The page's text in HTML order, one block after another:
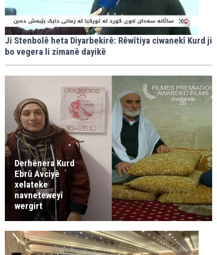
Ji Stenbolê heta Diyarbekirê: Rêwîtiya ciwanekî Kurd ji
bo vegera li zimanê dayikê
Derhênera Kurd
Ebrû Avciyê
xelateke
navneteweyî
wergirt